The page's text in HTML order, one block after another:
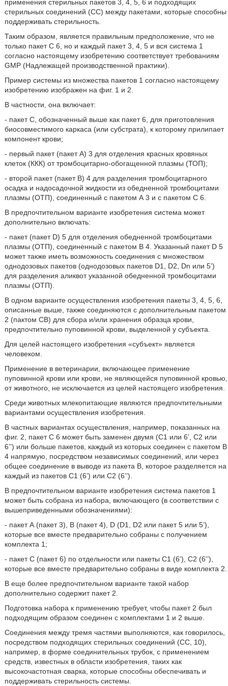
применения стерильных пакетов 3, 4, 5, 6 и подходящих
стерильных соединений (СС) между пакетами, которые способны
поддерживать стерильность.
Таким образом, является правильным предположение, что не
только пакет С 6, но и каждый пакет 3, 4, 5 и вся система 1
согласно настоящему изобретению соответствует требованиям
GMP (Надлежащей производственной практики).
Пример системы из множества пакетов 1 согласно настоящему
изобретению изображен на фиг. 1 и 2.
В частности, она включает:
- пакет С, обозначенный выше как пакет 6, для приготовления
биосовместимого каркаса (или субстрата), к которому прилипает
компонент крови;
- первый пакет (пакет А) 3 для отделения красных кровяных
клеток (ККК) от тромбоцитарно-обогащенной плазмы (ТОП);
- второй пакет (пакет В) 4 для разделения тромбоцитарного
осадка и надосадочной жидкости из обедненной тромбоцитами
плазмы (ОТП), соединенный с пакетом А 3 и с пакетом С 6.
В предпочтительном варианте изобретения система может
дополнительно включать:
- пакет (пакет D) 5 для отделения обедненной тромбоцитами
плазмы (ОТП), соединенный с пакетом В 4. Указанный пакет D 5
может также иметь возможность соединения с множеством
однодозовых пакетов (однодозовых пакетов D1, D2, Dn или 5’)
для разделения аликвот указанной обедненной тромбоцитами
плазмы (ОТП).
В одном варианте осуществления изобретения пакеты 3, 4, 5, 6,
описанные выше, также соединяются с дополнительным пакетом
2 (пактом СВ) для сбора и/или хранения образца крови,
предпочтительно пуповинной крови, выделенной у субъекта.
Для целей настоящего изобретения «субъект» является
человеком.
Применение в ветеринарии, включающее применение
пуповинной крови или крови, не являющейся пуповинной кровью,
от животного, не исключается из целей настоящего изобретения.
Среди животных млекопитающие являются предпочтительными
вариантами осуществления изобретения.
В частных вариантах осуществления, например, показанных на
фиг. 2, пакет С 6 может быть заменен двумя (C1 или 6’, C2 или
6’’) или больше пакетов, каждый из которых соединен с пакетом В
4 напрямую, посредством независимых соединений, или через
общее соединение в выводе из пакета В, которое разделяется на
каждый из пакетов C1 (6’) или C2 (6’’).
В предпочтительном варианте изобретения система пакетов 1
может быть собрана из набора, включающего (в соответствии с
вышеприведенными обозначениями):
- пакет А (пакет 3), В (пакет 4), D (D1, D2 или пакет 5 или 5’),
которые все вместе предварительно собраны с получением
комплекта 1;
- пакет С (пакет 6) по отдельности или пакеты C1 (6’), C2 (6’’),
которые все вместе предварительно собраны в виде комплекта 2.
В еще более предпочтительном варианте такой набор
дополнительно содержит пакет 2.
Подготовка набора к применению требует, чтобы пакет 2 был
подходящим образом соединен с комплектами 1 и 2 выше.
Соединения между тремя частями выполняются, как говорилось,
посредством подходящих стерильных соединений (СС, 10),
например, в форме соединительных трубок, с применением
средств, известных в области изобретения, таких как
высокочастотная сварка, которые способны обеспечивать и
поддерживать стерильность системы.